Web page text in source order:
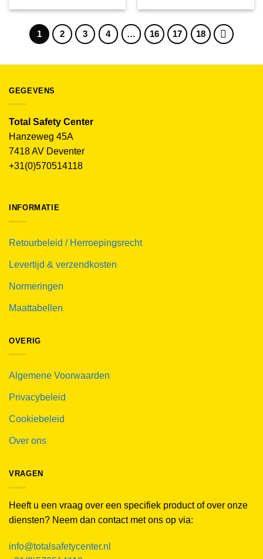
1 2 3 4 … 16 17 18
GEGEVENS
Total Safety Center
Hanzeweg 45A
7418 AV Deventer
+31(0)570514118
INFORMATIE
Retourbeleid / Herroepingsrecht
Levertijd & verzendkosten
Normeringen
Maattabellen
OVERIG
Algemene Voorwaarden
Privacybeleid
Cookiebeleid
Over ons
VRAGEN
Heeft u een vraag over een specifiek product of over onze
diensten? Neem dan contact met ons op via:
info@totalsafetycenter.nl